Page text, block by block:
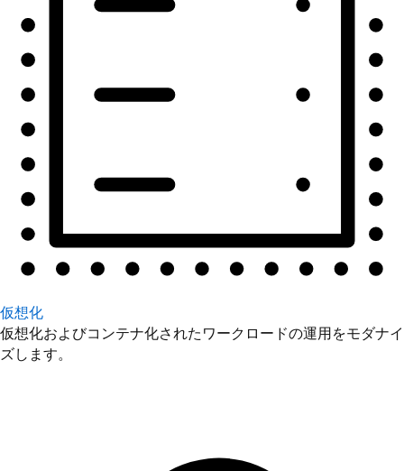
仮想化
仮想化およびコンテナ化されたワークロードの運用をモダナイ
ズします。